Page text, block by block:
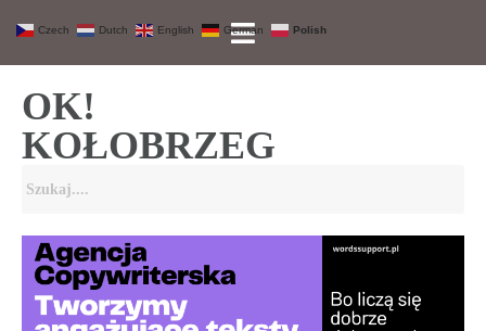
OK!
KOŁOBRZEG
Czech Dutch English German Polish